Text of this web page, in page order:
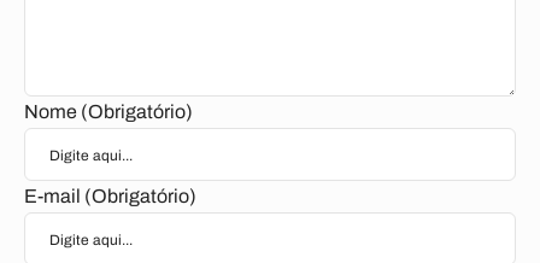
Nome (Obrigatório)
E-mail (Obrigatório)